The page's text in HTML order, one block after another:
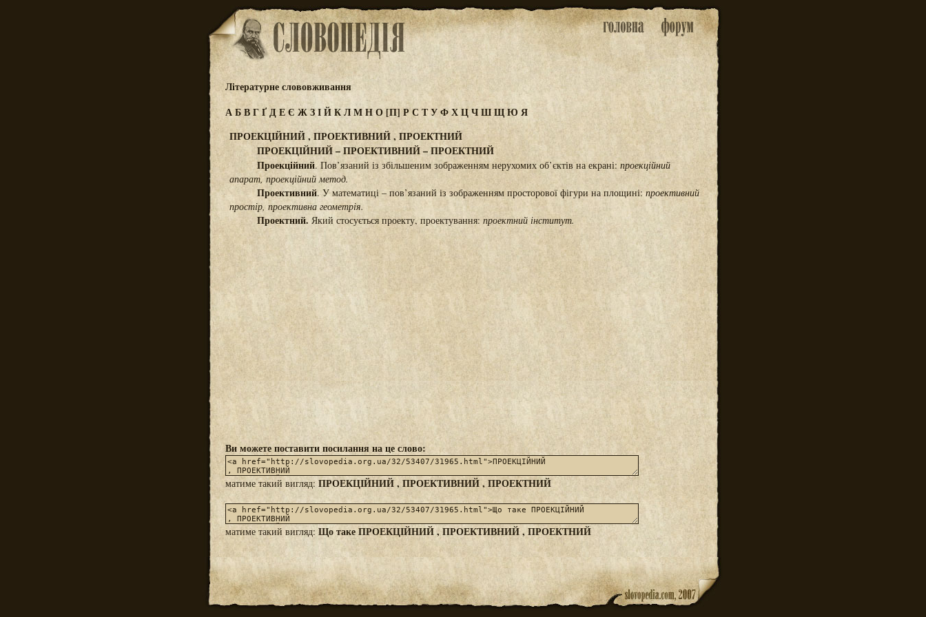
Літературне слововживання
АБВГҐДЕЄ ЖЗІЙКЛМНО[П] РС ТУФХЦЧШЩЮ Я
ПРОЕКЦІЙНИЙ , ПРОЕКТИВНИЙ , ПРОЕКТНИЙ
ПРОЕКЦІЙНИЙ – ПРОЕКТИВНИЙ – ПРОЕКТНИЙ
Проекційний. Пов’язаний із збільшеним зображенням нерухомих об’єктів на екрані: проекційний
апарат, проекційний метод.
Проективний. У математиці – пов’язаний із зображенням просторової фігури на площині:проективний
простір, проективна геометрія.
Проектний. Який стосується проекту, проектування: проектний інститут.
Ви можете поставити посилання на це слово:
матиме такий вигляд: ПРОЕКЦІЙНИЙ , ПРОЕКТИВНИЙ , ПРОЕКТНИЙ
матиме такий вигляд: Що таке ПРОЕКЦІЙНИЙ , ПРОЕКТИВНИЙ , ПРОЕКТНИЙ